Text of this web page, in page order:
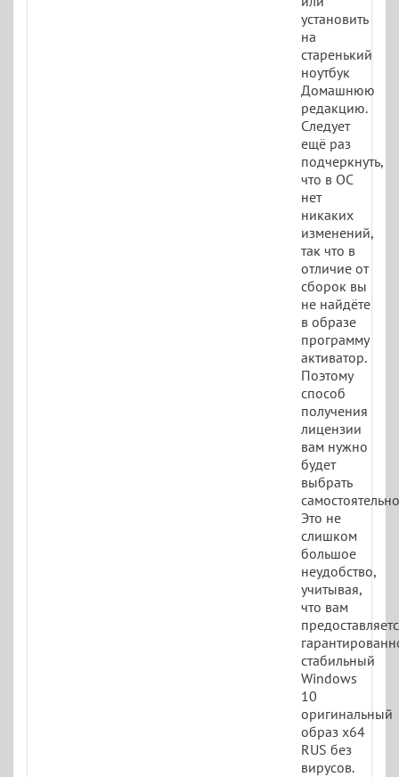
установить
на
старенький
ноутбук
Домашнюю
редакцию.
Следует
ещё раз
подчеркнуть,
что в ОС
нет
никаких
изменений,
так что в
отличие от
сборок вы
не найдёте
в образе
программу
активатор.
Поэтому
способ
получения
лицензии
вам нужно
будет
выбрать
Это не
слишком
большое
неудобство,
учитывая,
что вам
стабильный
Windows
10
оригинальный
образ x64
RUS без
вирусов.